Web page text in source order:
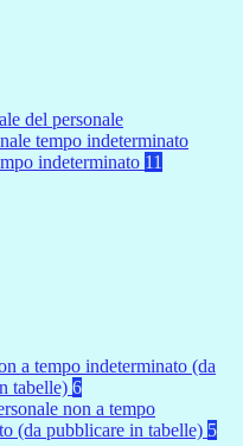
del personale
tempo indeterminato
indeterminato 11
a tempo indeterminato (da
tabelle) 6
non a tempo
(da pubblicare in tabelle) 5